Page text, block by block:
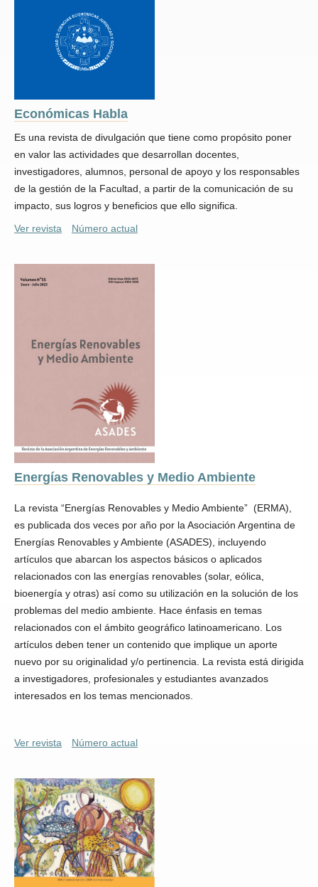
Económicas Habla
Es una revista de divulgación que tiene como propósito poner
en valor las actividades que desarrollan docentes,
investigadores, alumnos, personal de apoyo y los responsables
de la gestión de la Facultad, a partir de la comunicación de su
impacto, sus logros y beneficios que ello significa.
Ver revista
Número actual
Energías Renovables y Medio Ambiente
La revista “Energías Renovables y Medio Ambiente” (ERMA),
es publicada dos veces por año por la Asociación Argentina de
Energías Renovables y Ambiente (ASADES), incluyendo
artículos que abarcan los aspectos básicos o aplicados
relacionados con las energías renovables (solar, eólica,
bioenergía y otras) así como su utilización en la solución de los
problemas del medio ambiente. Hace énfasis en temas
relacionados con el ámbito geográfico latinoamericano. Los
artículos deben tener un contenido que implique un aporte
nuevo por su originalidad y/o pertinencia. La revista está dirigida
a investigadores, profesionales y estudiantes avanzados
interesados en los temas mencionados.
Ver revista Número actual